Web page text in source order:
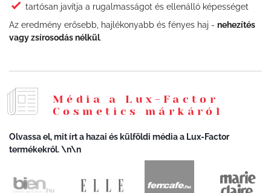
tartósan javítja a rugalmasságot és ellenálló képességet
Az eredmény erősebb, hajlékonyabb és fényes haj - nehezítés
vagy zsírosodás nélkül.
Média a Lux-Factor
Cosmetics márkáról
Olvassa el, mit írt a hazai és külföldi média a Lux-Factor
termékekről. \n\n